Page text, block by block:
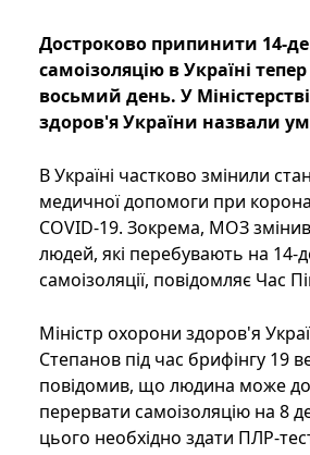
Достроково припинити 14-
самоізоляцію в Україні
восьмий день. У
здоров'я України назвали
В Україні частково змінили
медичної допомоги при
COVID-19. Зокрема, МОЗ
людей, які перебувають на 14-
самоізоляції, повідомляє Час
Міністр охорони здоров'я
Степанов під час брифінгу 19
повідомив, що людина може
перервати самоізоляцію на 8
цього необхідно здати ПЛР-